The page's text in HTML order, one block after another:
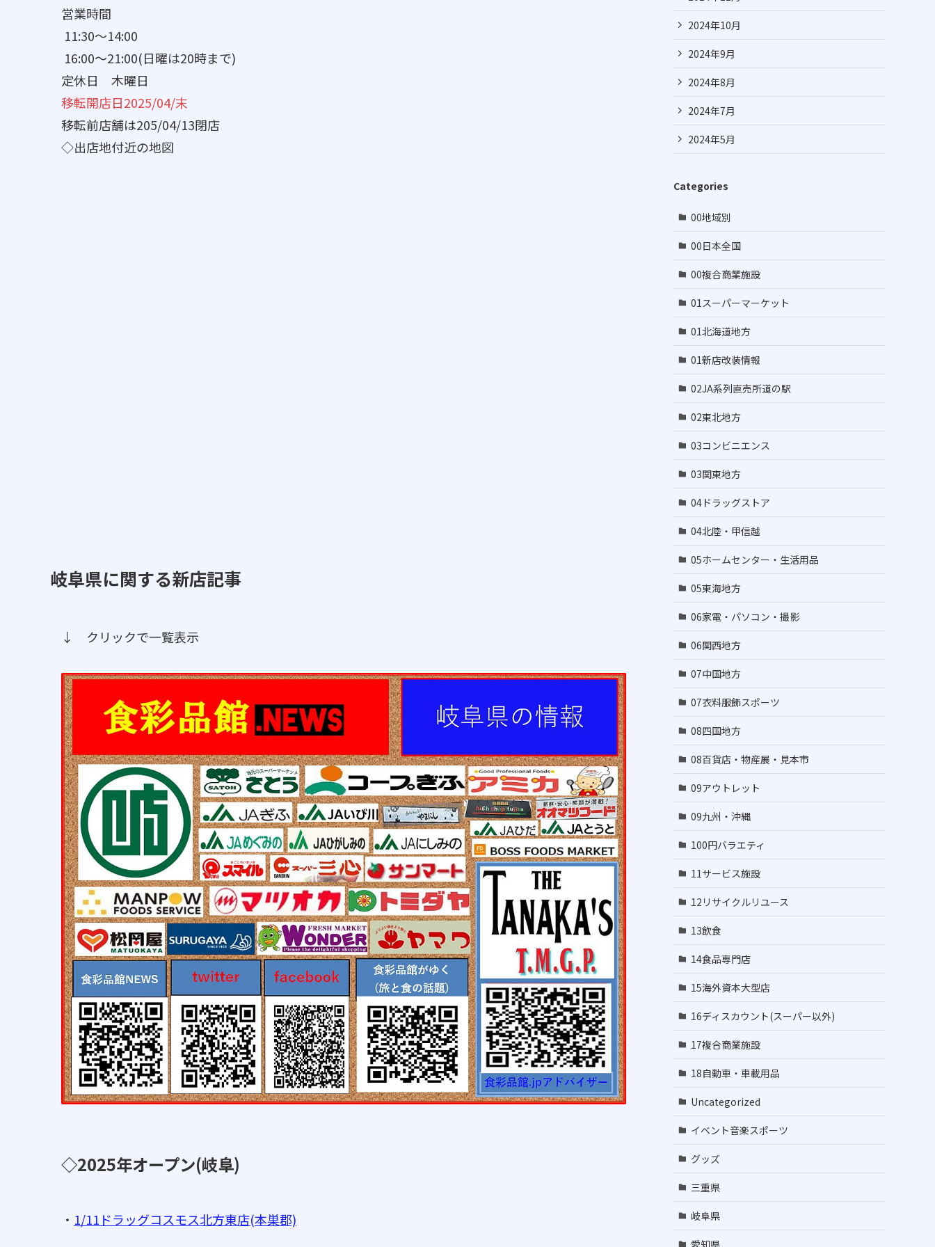
営業時間
11:30～14:00
16:00～21:00(日曜は20時まで)
定休日 木曜日
移転開店日2025/04/末
移転前店舗は205/04/13閉店
◇出店地付近の地図
岐阜県に関する新店記事
↓ クリックで一覧表示
◇2025年オープン(岐阜)
・ 1/11ドラッグコスモス北方東店(本巣郡)
2024年10月
2024年9月
2024年8月
2024年7月
2024年5月
Categories
00地域別
00日本全国
00複合商業施設
01スーパーマーケット
01北海道地方
01新店改装情報
02JA系列直売所道の駅
02東北地方
03コンビニエンス
03関東地方
04ドラッグストア
04北陸・甲信越
05ホームセンター・生活用品
05東海地方
06家電・パソコン・撮影
06関西地方
07中国地方
07衣料服飾スポーツ
08四国地方
08百貨店・物産展・見本市
09アウトレット
09九州・沖縄
100円バラエティ
11サービス施設
12リサイクルリユース
13飲食
14食品専門店
15海外資本大型店
16ディスカウント(スーパー以外)
17複合商業施設
18自動車・車載用品
Uncategorized
イベント音楽スポーツ
グッズ
三重県
岐阜県
愛知県